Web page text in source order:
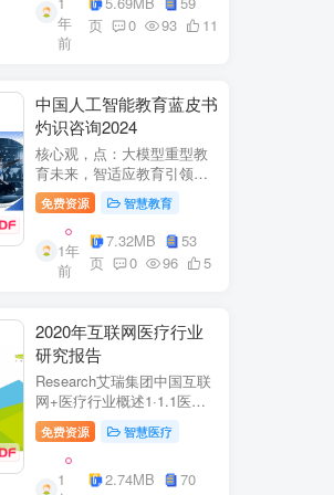
参编綦兵、谷金辉、温庆
福、王丹、岳...
年
前
页
0 93 11
中国人工智能教育蓝皮书
灼识咨询2024
核心观，点：大模型重型教
育未来，智适应教育引领
A+教有新纪元灼识咨询
China inshts Consultancy帆
观：深剂：洞来：失减：全
球故有革新浪湘2学习机妆占
硬件查头智道，应学习机市
免费资源 智慧教育
1年
前
7.32MB
53
页
0 96 5
2020年互联网医疗行业
研究报告
Research艾瑞集团中国互联
网+医疗行业概述1·1.1医疗
行业困境中国互联网+医疗行
业现状2中国互联网+医疗用
户行为洞察3中国互联网+医
疗热门赛道分析4中国互联网
免费资源 智慧医疗
1
2.74MB
70